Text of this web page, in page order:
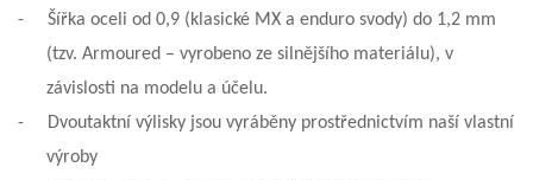
-
Šířka oceli od 0,9 (klasické MX a enduro svody) do 1,2 mm
(tzv. Armoured – vyrobeno ze silnějšího materiálu), v
závislosti na modelu a účelu.
-
Dvoutaktní výlisky jsou vyráběny prostřednictvím naší vlastní
výroby